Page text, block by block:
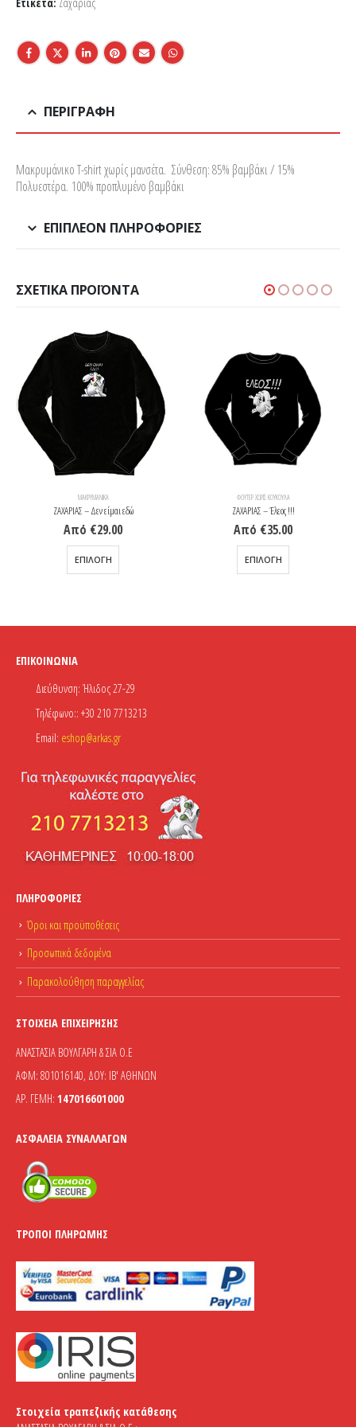
Ετικέτα: Ζαχαρίας
ΠΕΡΙΓΡΑΦΉ
Μακρυμάνικο T-shirt χωρίς μανσέτα. Σύνθεση: 85% βαμβάκι / 15%
Πολυεστέρα. 100% προπλυμένο βαμβάκι
ΕΠΙΠΛΈΟΝ ΠΛΗΡΟΦΟΡΊΕΣ
ΣΧΕΤΙΚΆ ΠΡΟΪΌΝΤΑ
ΜΑΚΡΥΜΆΝΙΚΑ
ΖΑΧΑΡΙΑΣ – Δεν είμαι εδώ
Από €29.00
ΕΠΙΛΟΓΉ
Αυτό το προϊόν έχει πολλαπλές παραλλαγές. Οι επιλογές μπορούν να επιλεγούν στη σελίδα του προϊόντος
ΦΟΎΤΕΡ ΧΩΡΊΣ ΚΟΥΚΟΎΛΑ
ΖΑΧΑΡΙΑΣ – Έλεος !!!
Από €35.00
ΕΠΙΛΟΓΉ
Αυτό το προϊόν έχει πολλαπλές παραλλαγές. Οι επιλογές μπορούν να επιλεγούν στη σελίδα του προϊόντος
ΕΠΙΚΟΙΝΩΝΊΑ
Διεύθυνση: Ήλιδος 27-29
Τηλέφωνο:: +30 210 7713213
Email: eshop@arkas.gr
ΠΛΗΡΟΦΟΡΊΕΣ
Όροι και προϋποθέσεις
Προσωπικά δεδομένα
Παρακολούθηση παραγγελίας
ΣΤΟΙΧΕΊΑ ΕΠΙΧΕΊΡΗΣΗΣ
ΑΝΑΣΤΑΣΙΑ ΒΟΥΛΓΑΡΗ & ΣΙΑ Ο.Ε
ΑΦΜ: 801016140, ΔΟΥ: ΙΒ' ΑΘΗΝΩΝ
ΑΡ. ΓΕΜΗ: 147016601000
ΑΣΦΆΛΕΙΑ ΣΥΝΑΛΛΑΓΏΝ
ΤΡΌΠΟΙ ΠΛΗΡΩΜΉΣ
Στοιχεία τραπεζικής κατάθεσης